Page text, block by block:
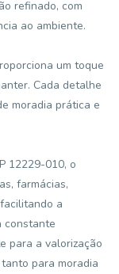
refinado, com
ao ambiente.
um toque
Cada detalhe
moradia prática e
12229-010, o
farmácias,
a
constante
para a valorização
para moradia